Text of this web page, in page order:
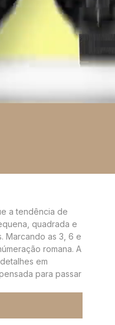
a tendência de
quadrada e
Marcando as 3, 6 e
romana. A
em
para passar